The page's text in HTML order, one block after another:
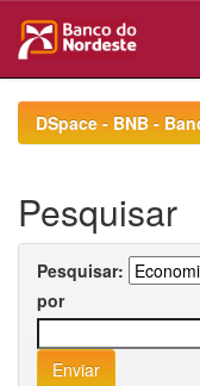
navigationDSpace - BNB -
Pesquisar
Pesquisar:
por